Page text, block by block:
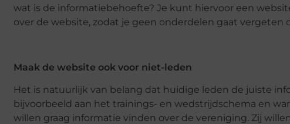
wat is de informatiebehoefte? Je kunt hiervoor een
over de website, zodat je geen onderdelen gaat vergeten
Maak de website ook voor niet-leden
Het is natuurlijk van belang dat huidige leden de juiste
bijvoorbeeld aan het trainings- en wedstrijdschema en
willen graag informatie vinden over de vereniging. Zij willen